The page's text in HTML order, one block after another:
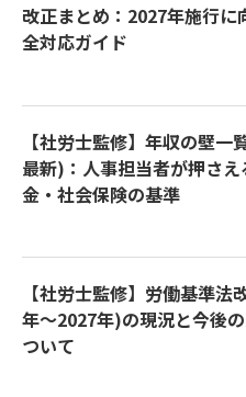
改正まとめ：2027年施行に
全対応ガイド
【社労士監修】年収の壁一
最新)：人事担当者が押さ
金・社会保険の基準
【社労士監修】労働基準法
年～2027年)の現況と今後
ついて